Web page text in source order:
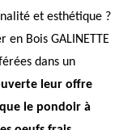
et esthétique ?
Bois GALINETTE
dans un
leur offre
le pondoir à